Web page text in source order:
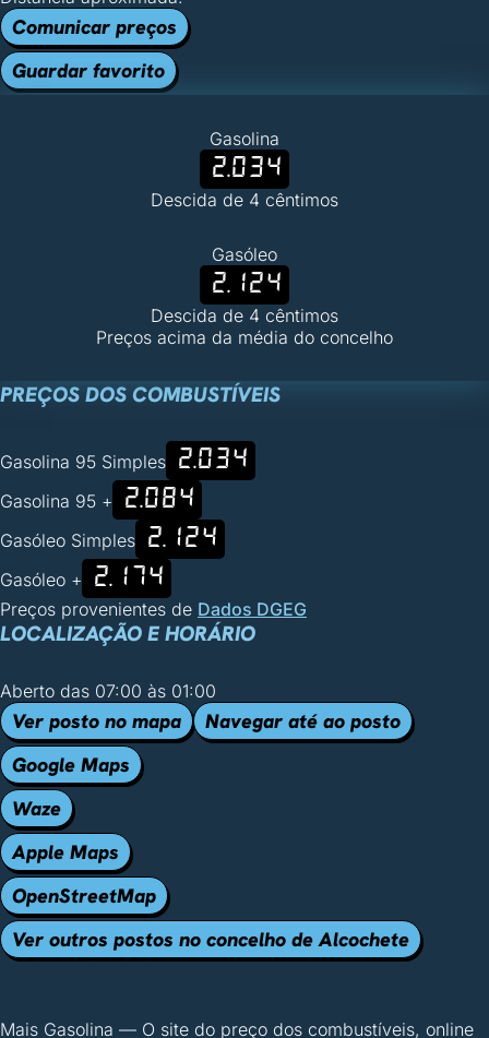
Comunicar preços
Guardar favorito
Gasolina
2.034
Descida de 4 cêntimos
Gasóleo
2.124
Descida de 4 cêntimos
Preços acima da média do concelho
PREÇOS DOS COMBUSTÍVEIS
Gasolina 95 Simples 2.034
Gasolina 95 + 2.084
Gasóleo Simples 2.124
Gasóleo + 2.174
Preços provenientes de Dados DGEG
LOCALIZAÇÃO E HORÁRIO
Aberto das 07:00 às 01:00
Ver posto no mapa
Navegar até ao posto
Google Maps
Waze
Apple Maps
OpenStreetMap
Ver outros postos no concelho de Alcochete
Mais Gasolina — O site do preço dos combustíveis, online